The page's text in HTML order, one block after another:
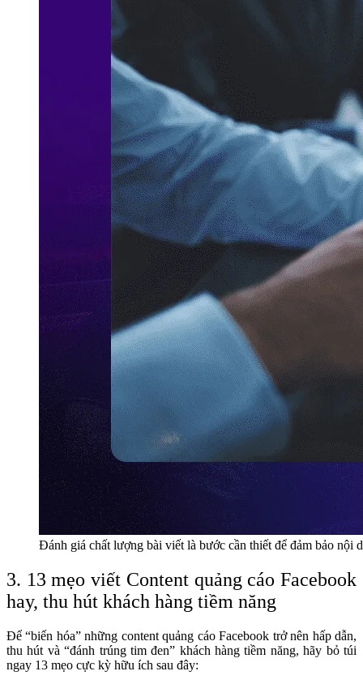
Đánh giá chất lượng bài viết là bước cần thiết để đảm bảo nội
3. 13 mẹo viết Content quảng cáo Facebook
hay, thu hút khách hàng tiềm năng
Để “biến hóa” những content quảng cáo Facebook trở nên hấp dẫn,
thu hút và “đánh trúng tim đen” khách hàng tiềm năng, hãy bỏ túi
ngay 13 mẹo cực kỳ hữu ích sau đây: